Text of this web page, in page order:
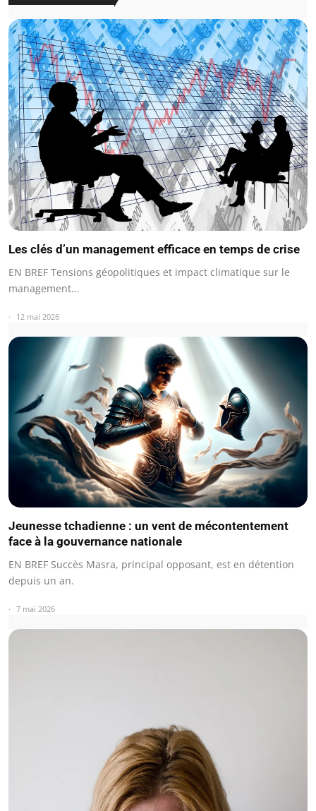
Les clés d’un management efficace en temps de crise
EN BREF Tensions géopolitiques et impact climatique sur le
management…
12 mai 2026
Jeunesse tchadienne : un vent de mécontentement
face à la gouvernance nationale
EN BREF Succès Masra, principal opposant, est en détention
depuis un an.
7 mai 2026